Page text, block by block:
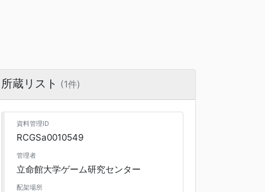
所蔵リスト (1件)
資料管理ID
RCGSa0010549
管理者
立命館大学ゲーム研究センター
配架場所